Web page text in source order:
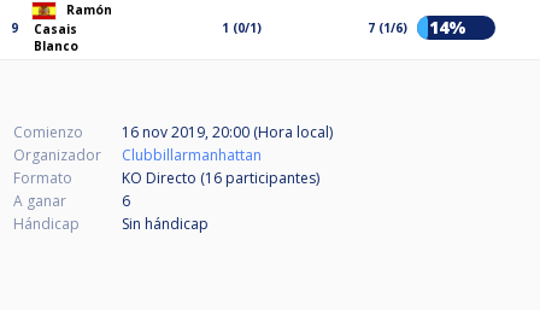
9
Ramón
Casais
Blanco
1 (0/1) 7 (1/6) 14%
Comienzo
16 nov 2019, 20:00 (Hora local)
Organizador
Clubbillarmanhattan
Formato
KO Directo (16 participantes)
A ganar
6
Hándicap
Sin hándicap